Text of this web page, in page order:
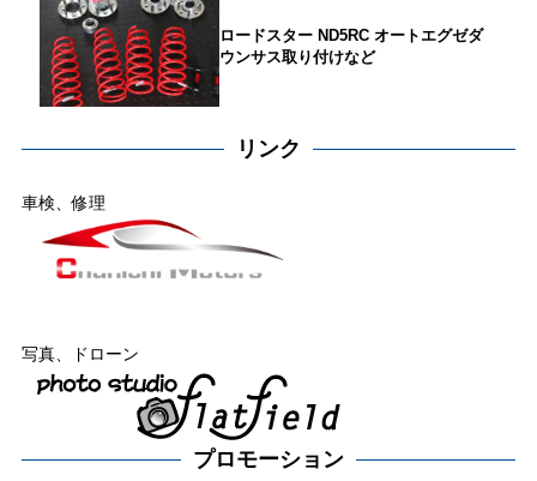
ロードスター ND5RC オートエグゼダ
ウンサス取り付けなど
リンク
車検、修理
写真、ドローン
プロモーション